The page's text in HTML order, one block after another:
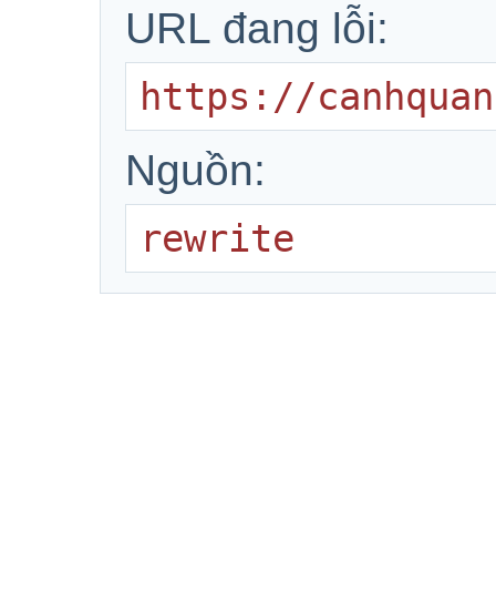
URL đang lỗi:
https://
Nguồn:
rewrite